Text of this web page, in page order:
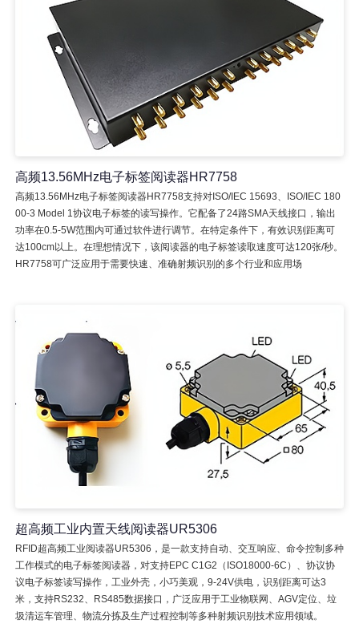
高频13.56MHz电子标签阅读器HR7758
高频13.56MHz电子标签阅读器HR7758支持对ISO/IEC 15693、ISO/IEC 180
00-3 Model 1协议电子标签的读写操作。它配备了24路SMA天线接口，输出
功率在0.5-5W范围内可通过软件进行调节。在特定条件下，有效识别距离可
达100cm以上。在理想情况下，该阅读器的电子标签读取速度可达120张/秒。
HR7758可广泛应用于需要快速、准确射频识别的多个行业和应用场
超高频工业内置天线阅读器UR5306
RFID超高频工业阅读器UR5306，是一款支持自动、交互响应、命令控制多种
工作模式的电子标签阅读器，对支持EPC C1G2（ISO18000-6C）、协议协
议电子标签读写操作，工业外壳，小巧美观，9-24V供电，识别距离可达3
米，支持RS232、RS485数据接口，广泛应用于工业物联网、AGV定位、垃
圾清运车管理、物流分拣及生产过程控制等多种射频识别技术应用领域。